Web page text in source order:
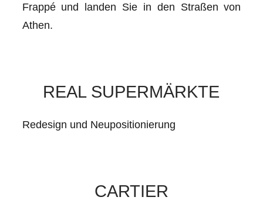
Frappé und landen Sie in den Straßen von
Athen.
REAL SUPERMÄRKTE
Redesign und Neupositionierung
CARTIER